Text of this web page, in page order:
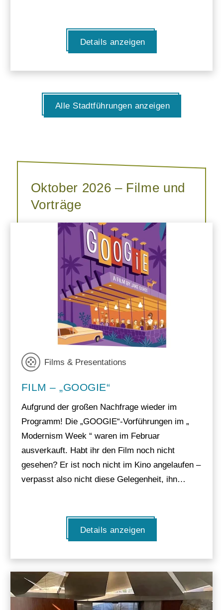
Details anzeigen
Alle Stadtführungen anzeigen
Oktober 2026 – Filme und
Vorträge
Films & Presentations
FILM – „GOOGIE“
Aufgrund der großen Nachfrage wieder im
Programm! Die „GOOGIE“-Vorführungen im „
Modernism Week “ waren im Februar
ausverkauft. Habt ihr den Film noch nicht
gesehen? Er ist noch nicht im Kino angelaufen –
verpasst also nicht diese Gelegenheit, ihn…
Details anzeigen